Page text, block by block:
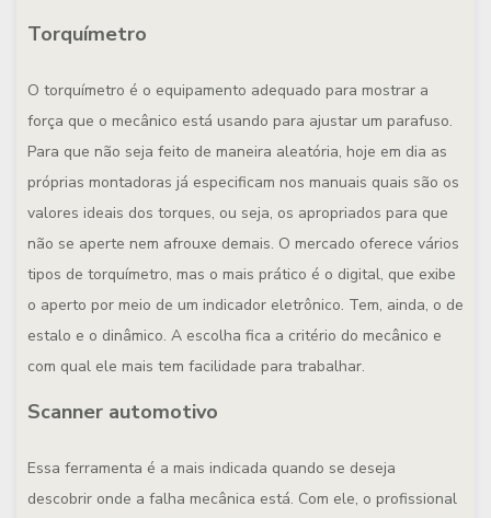
Torquímetro
O torquímetro é o equipamento adequado para mostrar a
força que o mecânico está usando para ajustar um parafuso.
Para que não seja feito de maneira aleatória, hoje em dia as
próprias montadoras já especificam nos manuais quais são os
valores ideais dos torques, ou seja, os apropriados para que
não se aperte nem afrouxe demais. O mercado oferece vários
tipos de torquímetro, mas o mais prático é o digital, que exibe
o aperto por meio de um indicador eletrônico. Tem, ainda, o de
estalo e o dinâmico. A escolha fica a critério do mecânico e
com qual ele mais tem facilidade para trabalhar.
Scanner automotivo
Essa ferramenta é a mais indicada quando se deseja
descobrir onde a falha mecânica está. Com ele, o profissional